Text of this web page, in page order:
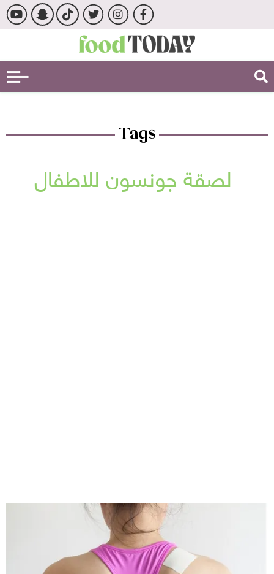
Tags
لصقة جونسون للاطفال